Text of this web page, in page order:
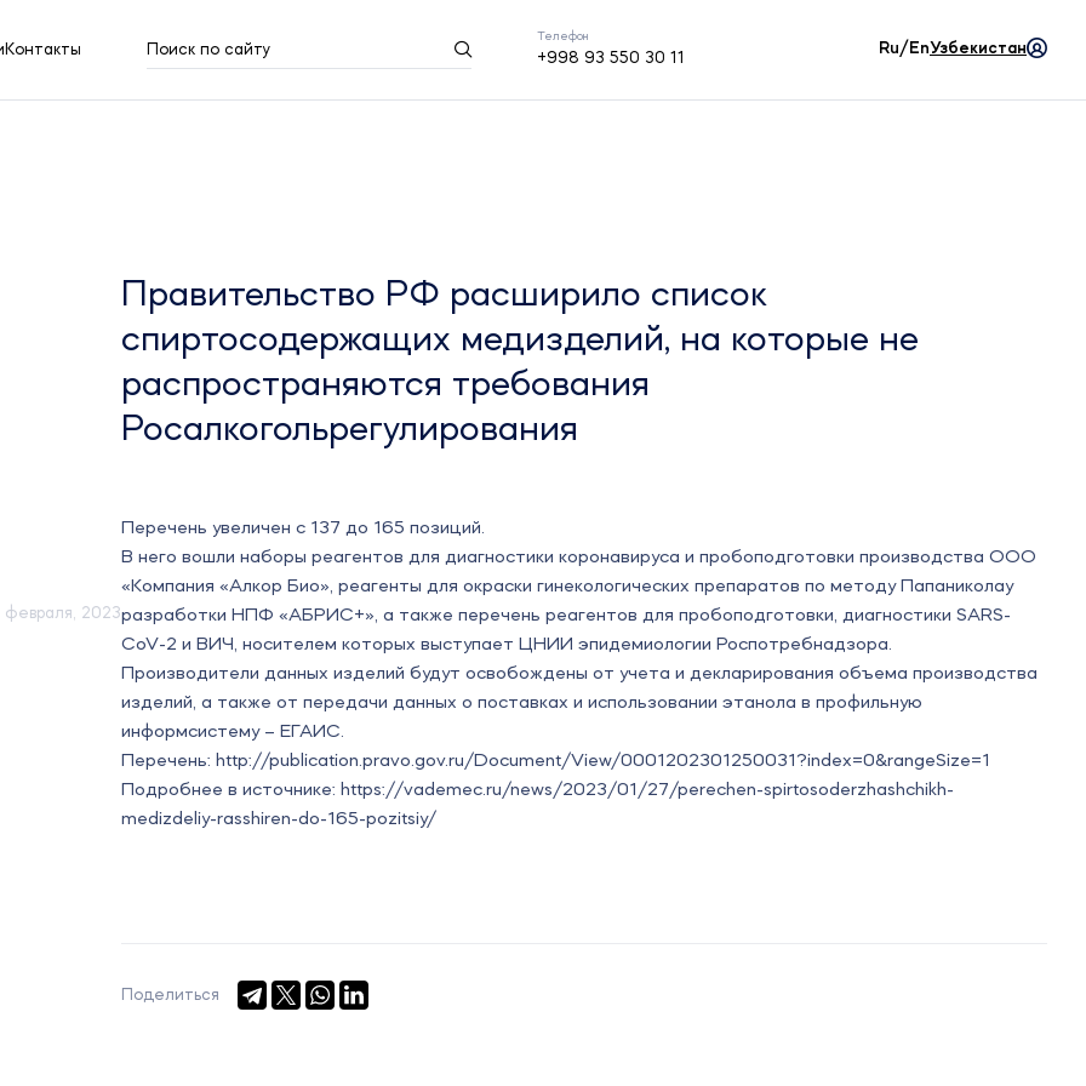
Контакты Поиск по сайту
Телефон
+998 93 550 30 11
Ru/EnУзбекистан
февраля, 2023
Правительство РФ расширило список
спиртосодержащих медизделий, на которые не
распространяются требования
Росалкогольрегулирования
Перечень увеличен с 137 до 165 позиций.
В него вошли наборы реагентов для диагностики коронавируса и пробоподготовки производства ООО
«Компания «Алкор Био», реагенты для окраски гинекологических препаратов по методу Папаниколау
разработки НПФ «АБРИС+», а также перечень реагентов для пробоподготовки, диагностики SARS-
CoV-2 и ВИЧ, носителем которых выступает ЦНИИ эпидемиологии Роспотребнадзора.
Производители данных изделий будут освобождены от учета и декларирования объема производства
изделий, а также от передачи данных о поставках и использовании этанола в профильную
информсистему – ЕГАИС.
Перечень: http://publication.pravo.gov.ru/Document/View/0001202301250031?index=0&rangeSize=1
Подробнее в источнике: https://vademec.ru/news/2023/01/27/perechen-spirtosoderzhashchikh-
medizdeliy-rasshiren-do-165-pozitsiy/
Поделиться